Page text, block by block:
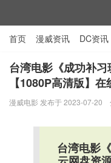
首页 漫威资讯 DC资讯
电视剧资源 漫威图片
台湾电影《成功补
【1080P高清版】
漫威电影 发布于 2023-07-20
台湾电影